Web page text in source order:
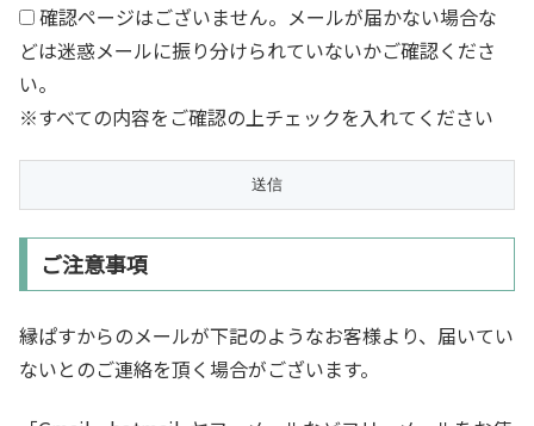
確認ページはございません。メールが届かない場合な
どは迷惑メールに振り分けられていないかご確認くださ
い。
※すべての内容をご確認の上チェックを入れてください
ご注意事項
縁ぱすからのメールが下記のようなお客様より、届いてい
ないとのご連絡を頂く場合がございます。